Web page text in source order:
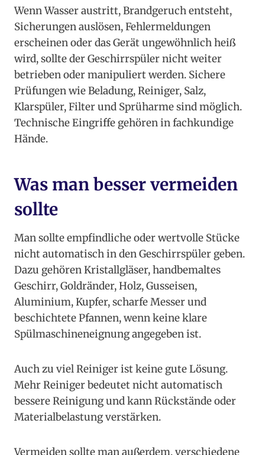
Wenn Wasser austritt, Brandgeruch entsteht,
Sicherungen auslösen, Fehlermeldungen
erscheinen oder das Gerät ungewöhnlich heiß
wird, sollte der Geschirrspüler nicht weiter
betrieben oder manipuliert werden. Sichere
Prüfungen wie Beladung, Reiniger, Salz,
Klarspüler, Filter und Sprüharme sind möglich.
Technische Eingriffe gehören in fachkundige
Hände.
Was man besser vermeiden
sollte
Man sollte empfindliche oder wertvolle Stücke
nicht automatisch in den Geschirrspüler geben.
Dazu gehören Kristallgläser, handbemaltes
Geschirr, Goldränder, Holz, Gusseisen,
Aluminium, Kupfer, scharfe Messer und
beschichtete Pfannen, wenn keine klare
Spülmaschineneignung angegeben ist.
Auch zu viel Reiniger ist keine gute Lösung.
Mehr Reiniger bedeutet nicht automatisch
bessere Reinigung und kann Rückstände oder
Materialbelastung verstärken.
Vermeiden sollte man außerdem, verschiedene